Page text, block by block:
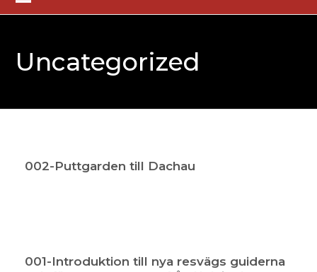
SkipOpen
menu
Close
menu
Uncategorized
002-Puttgarden till Dachau
001-Introduktion till nya resvägs guiderna